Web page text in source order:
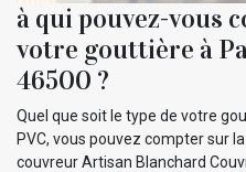
à qui pouvez-vous
votre gouttière à
46500 ?
Quel que soit le type de votre
PVC, vous pouvez compter sur
couvreur Artisan Blanchard